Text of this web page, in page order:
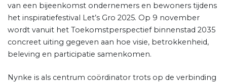
van een bijeenkomst ondernemers en bewoners tijdens
het inspiratiefestival Let’s Gro 2025. Op 9 november
wordt vanuit het Toekomstperspectief binnenstad 2035
concreet uiting gegeven aan hoe visie, betrokkenheid,
beleving en participatie samenkomen.
Nynke is als centrum coördinator trots op de verbinding